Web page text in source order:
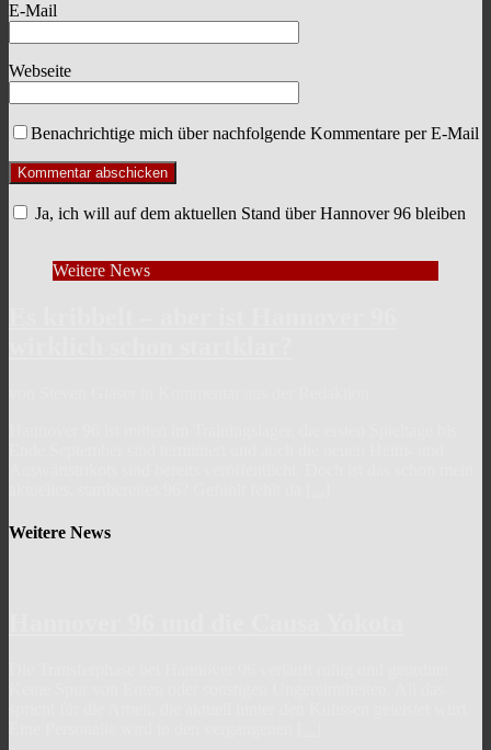
E-Mail
Webseite
Benachrichtige mich über nachfolgende Kommentare per E-Mail
Ja, ich will auf dem aktuellen Stand über Hannover 96 bleiben
Weitere News
Weitere News